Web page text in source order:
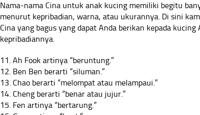
Nama-nama Cina untuk anak kucing memiliki begitu
menurut kepribadian, warna, atau ukurannya. Di sini
Cina yang bagus yang dapat Anda berikan kepada kucing
kepribadiannya.
11. Ah Fook artinya “beruntung.”
12. Ben Ben berarti “siluman.”
13. Chao berarti “melompat atau melampaui.”
14. Cheng berarti “benar atau jujur.”
15. Fen artinya “bertarung.”